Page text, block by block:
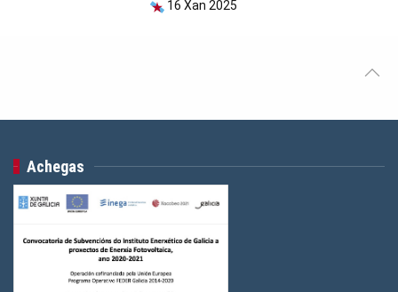
16 Xan 2025
Achegas